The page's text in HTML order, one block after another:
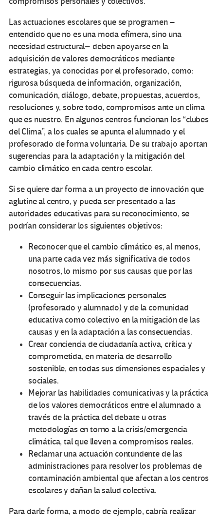
Las actuaciones escolares que se programen –
entendido que no es una moda efímera, sino una
necesidad estructural– deben apoyarse en la
adquisición de valores democráticos mediante
estrategias, ya conocidas por el profesorado, como:
rigurosa búsqueda de información, organización,
comunicación, diálogo, debate, propuestas, acuerdos,
resoluciones y, sobre todo, compromisos ante un clima
que es nuestro. En algunos centros funcionan los “clubes
del Clima”, a los cuales se apunta el alumnado y el
profesorado de forma voluntaria. De su trabajo aportan
sugerencias para la adaptación y la mitigación del
cambio climático en cada centro escolar.
Si se quiere dar forma a un proyecto de innovación que
aglutine al centro, y pueda ser presentado a las
autoridades educativas para su reconocimiento, se
podrían considerar los siguientes objetivos:
Reconocer que el cambio climático es, al menos,
una parte cada vez más significativa de todos
nosotros, lo mismo por sus causas que por las
consecuencias.
Conseguir las implicaciones personales
(profesorado y alumnado) y de la comunidad
educativa como colectivo en la mitigación de las
causas y en la adaptación a las consecuencias.
Crear conciencia de ciudadanía activa, crítica y
comprometida, en materia de desarrollo
sostenible, en todas sus dimensiones espaciales y
sociales.
Mejorar las habilidades comunicativas y la práctica
de los valores democráticos entre el alumnado a
través de la práctica del debate u otras
metodologías en torno a la crisis/emergencia
climática, tal que lleven a compromisos reales.
Reclamar una actuación contundente de las
administraciones para resolver los problemas de
contaminación ambiental que afectan a los centros
escolares y dañan la salud colectiva.
Para darle forma, a modo de ejemplo, cabría realizar